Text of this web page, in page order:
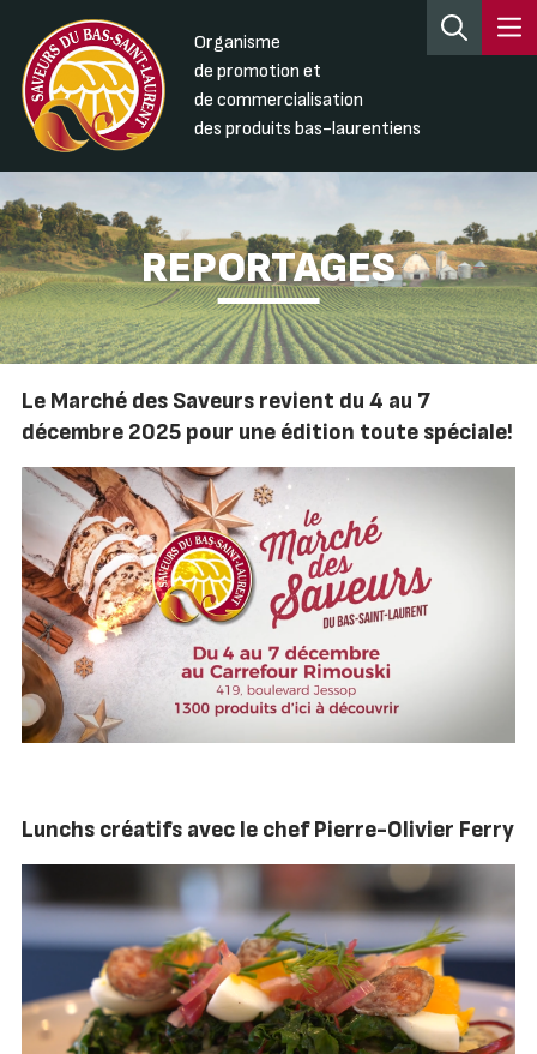
Organisme
de promotion et
de commercialisation
des produits bas-laurentiens
REPORTAGES
Le Marché des Saveurs revient du 4 au 7
décembre 2025 pour une édition toute spéciale!
Lunchs créatifs avec le chef Pierre-Olivier Ferry